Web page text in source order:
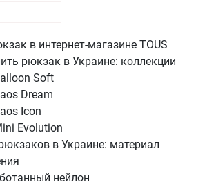
в интернет-магазине TOUS
рюкзак в Украине: коллекции
Soft
Dream
Icon
Evolution
в Украине: материал
нейлон